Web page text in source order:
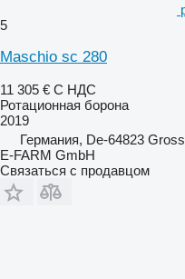
5
Maschio sc 280
11 305 € С НДС
Ротационная борона
2019
Германия, De-64823
E-FARM GmbH
Связаться с продавцом